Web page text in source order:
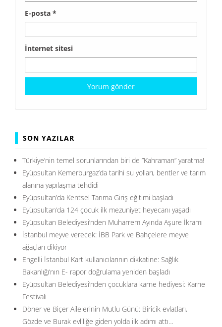
E-posta *
İnternet sitesi
SON YAZILAR
Türkiye’nin temel sorunlarından biri de ”Kahraman” yaratma!
Eyüpsultan Kemerburgaz’da tarihi su yolları, bentler ve tarım
alanına yapılaşma tehdidi
Eyüpsultan’da Kentsel Tarıma Giriş eğitimi başladı
Eyüpsultan’da 124 çocuk ilk mezuniyet heyecanı yaşadı
Eyüpsultan Belediyesi’nden Muharrem Ayında Aşure İkramı
İstanbul meyve verecek: İBB Park ve Bahçelere meyve
ağaçları dikiyor
Engelli İstanbul Kart kullanıcılarının dikkatine: Sağlık
Bakanlığı’nın E- rapor doğrulama yeniden başladı
Eyüpsultan Belediyesi’nden çocuklara karne hediyesi: Karne
Festivali
Döner ve Biçer Ailelerinin Mutlu Günü: Biricik evlatları,
Gözde ve Burak evliliğe giden yolda ilk adımı attı…